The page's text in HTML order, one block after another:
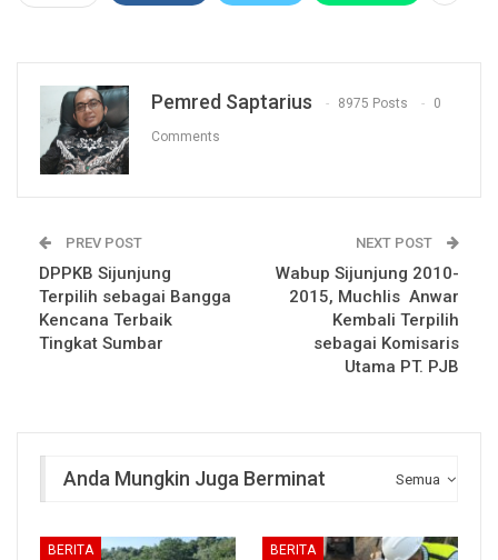
Pemred Saptarius 8975 Posts 0
Comments
PREV POST
DPPKB Sijunjung
Terpilih sebagai Bangga
Kencana Terbaik
Tingkat Sumbar
NEXT POST
Wabup Sijunjung 2010-
2015, Muchlis Anwar
Kembali Terpilih
sebagai Komisaris
Utama PT. PJB
Semua
Anda Mungkin Juga Berminat
BERITA BERITA